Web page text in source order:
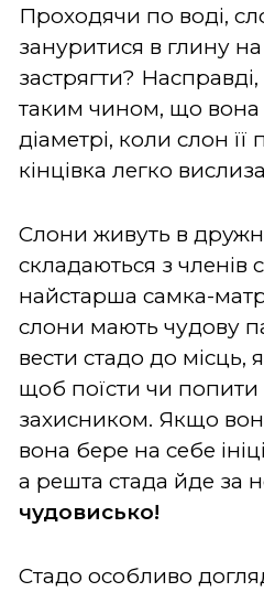
Проходячи по воді,
зануритися в глину
застрягти?
таким чином, що вона
діаметрі, коли слон її
кінцівка легко
Слони живуть в
складаються з членів
найстарша самка-
слони мають чудову
вести стадо до місць,
щоб поїсти чи попити
захисником. Якщо
вона бере на себе
а решта стада йде за
чудовисько!
Стадо особливо